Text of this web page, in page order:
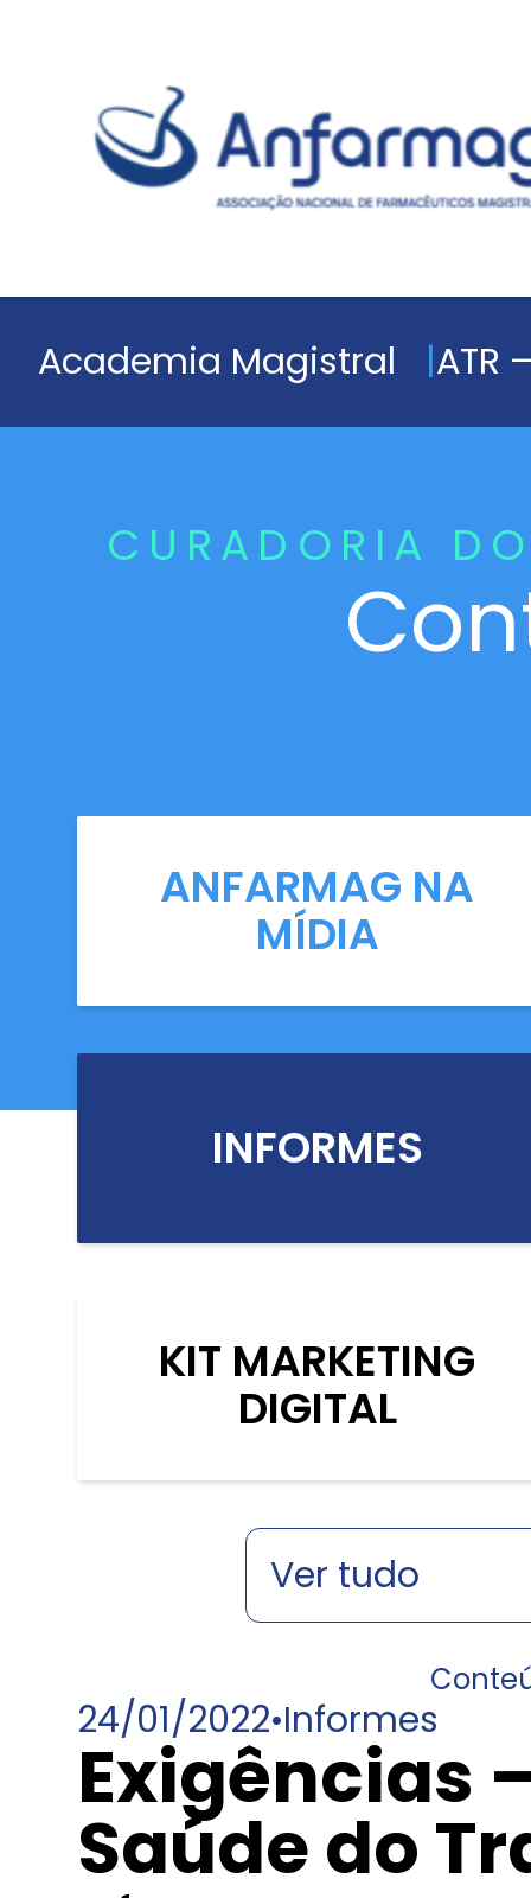
Academia Magistral ATR
CURADORIA
ANFARMAG NA
MÍDIA
INFORMES
KIT MARKETING
DIGITAL
24/01/2022•Informes
Exigências
Saúde do